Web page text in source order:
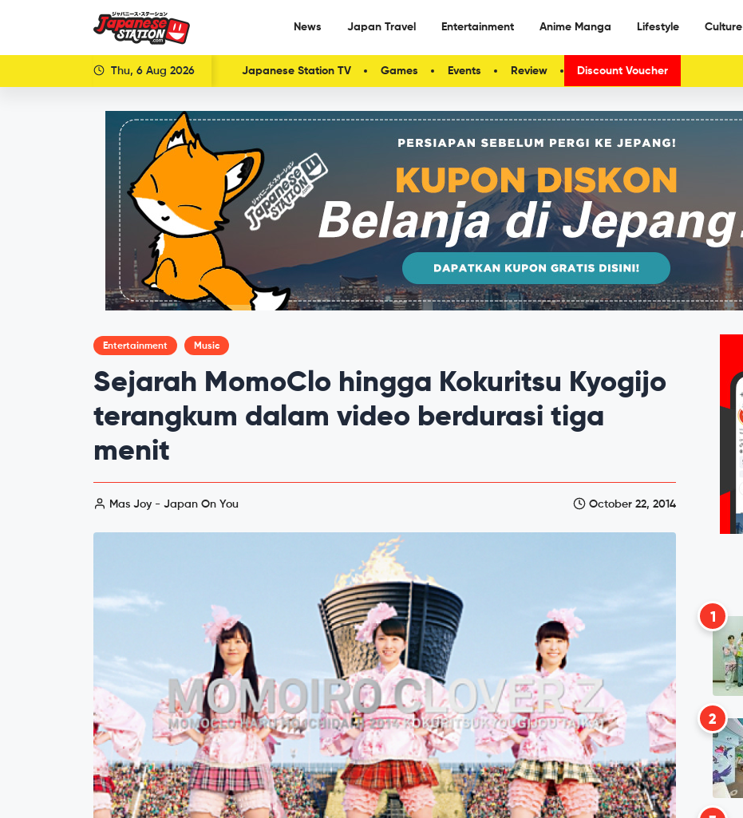
News Japan Travel Entertainment Anime Manga Lifestyle Culture
Thu, 6 Aug 2026 Japanese Station TV Games Events Review Discount Voucher
Entertainment Music
Sejarah MomoClo hingga Kokuritsu Kyogijo
terangkum dalam video berdurasi tiga
menit
Mas Joy - Japan On You October 22, 2014
1
2